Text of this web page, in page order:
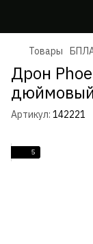
Товары
Дрон
дюймовый
Артикул: 142221
5